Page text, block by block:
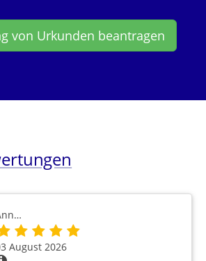
von Urkunden beantragen
August 2026